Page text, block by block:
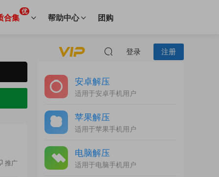
合集
优
帮助中心 团购
登录 注册
推广
安卓解压
适用于安卓手机用户
苹果解压
适用于苹果手机用户
电脑解压
适用于电脑手机用户